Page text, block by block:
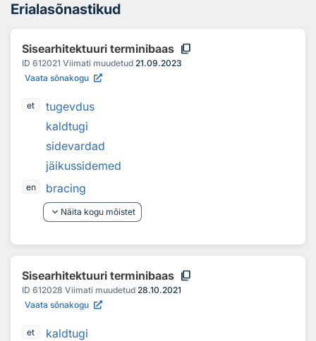
Erialasõnastikud
Sisearhitektuuri terminibaas content_copy
ID 612021 Viimati muudetud 21.09.2023
Vaata sõnakogu
et
tugevdus
kaldtugi
sidevardad
jäikussidemed
en
bracing
keyboard_arrow_down Näita kogu mõistet
Sisearhitektuuri terminibaas content_copy
ID 612028 Viimati muudetud 28.10.2021
Vaata sõnakogu
et kaldtugi